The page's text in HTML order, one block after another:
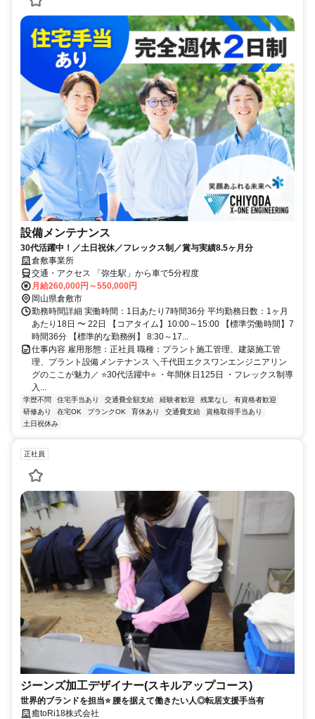
設備メンテナンス
30代活躍中！／土日祝休／フレックス制／賞与実績8.5ヶ月分
倉敷事業所
交通・アクセス 「弥生駅」から車で5分程度
月給260,000円～550,000円
岡山県倉敷市
勤務時間詳細 実働時間：1日あたり7時間36分 平均勤務日数：1ヶ月
あたり18日 〜 22日 【コアタイム】10:00～15:00 【標準労働時間】7
時間36分 【標準的な勤務例】 8:30～17...
仕事内容 雇用形態：正社員 職種：プラント施工管理、建築施工管
理、プラント設備メンテナンス ＼千代田エクスワンエンジニアリン
グのここが魅力／ ⭐30代活躍中⭐ ・年間休日125日 ・フレックス制導
入...
学歴不問 住宅手当あり 交通費全額支給 経験者歓迎 残業なし
有資格者歓迎
研修あり
在宅OK ブランクOK 育休あり 交通費支給
資格取得手当あり
土日祝休み
正社員
ジーンズ加工デザイナー(スキルアップコース)
世界的ブランドを担当⭐ 腰を据えて働きたい人◎転居支援手当有
癒toRi18株式会社